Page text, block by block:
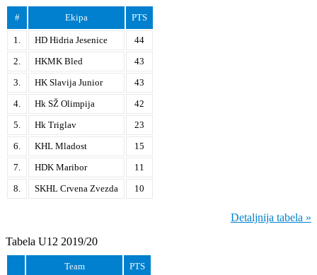
# Ekipa PTS
1. HD Hidria Jesenice
44
2.
HKMK Bled
43
3.
HK Slavija Junior
43
4.
Hk SŽ Olimpija
42
5.
Hk Triglav
23
6.
KHL Mladost
15
7.
HDK Maribor
11
8.
SKHL Crvena Zvezda 10
Detaljnija tabela »
Tabela U12 2019/20
Team PTS